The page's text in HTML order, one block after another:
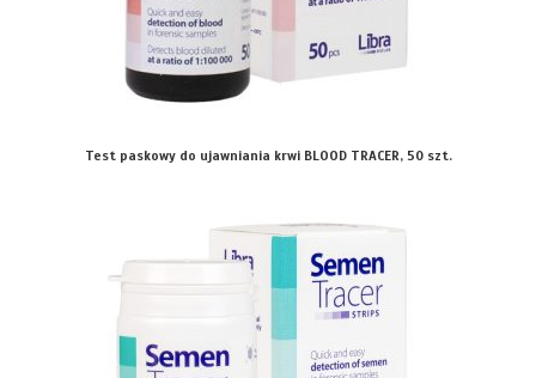
Test paskowy do ujawniania krwi BLOOD TRACER, 50 szt.